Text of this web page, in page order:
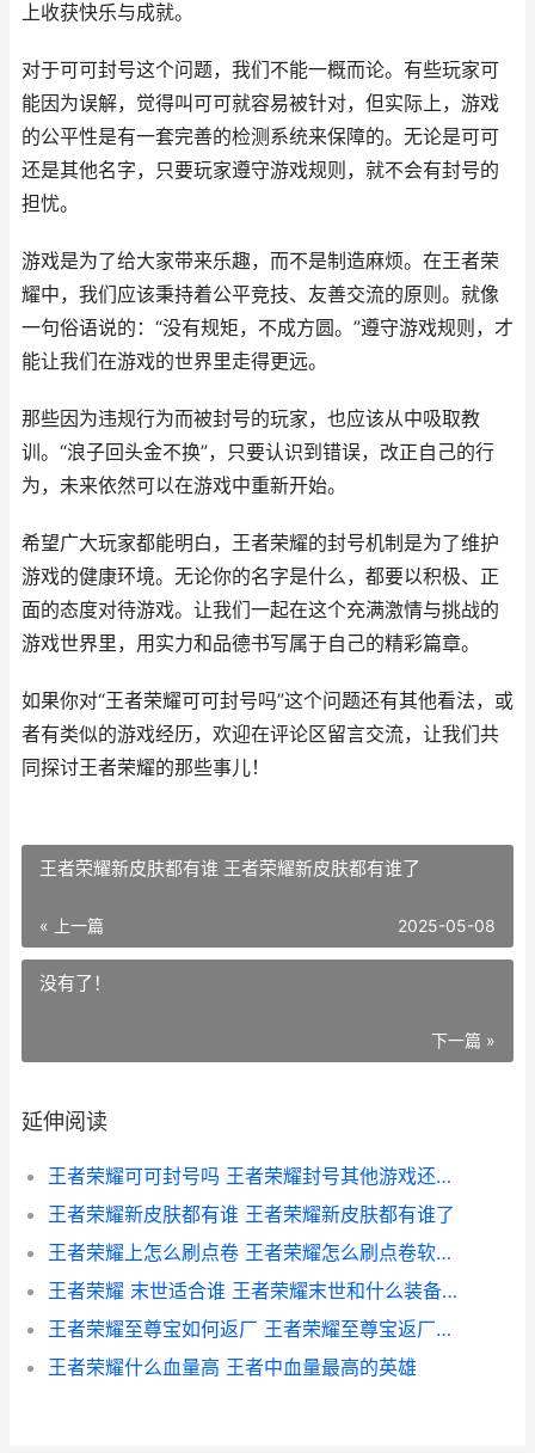
上收获快乐与成就。
对于可可封号这个问题，我们不能一概而论。有些玩家可
能因为误解，觉得叫可可就容易被针对，但实际上，游戏
的公平性是有一套完善的检测系统来保障的。无论是可可
还是其他名字，只要玩家遵守游戏规则，就不会有封号的
担忧。
游戏是为了给大家带来乐趣，而不是制造麻烦。在王者荣
耀中，我们应该秉持着公平竞技、友善交流的原则。就像
一句俗语说的：“没有规矩，不成方圆。”遵守游戏规则，才
能让我们在游戏的世界里走得更远。
那些因为违规行为而被封号的玩家，也应该从中吸取教
训。“浪子回头金不换”，只要认识到错误，改正自己的行
为，未来依然可以在游戏中重新开始。
希望广大玩家都能明白，王者荣耀的封号机制是为了维护
游戏的健康环境。无论你的名字是什么，都要以积极、正
面的态度对待游戏。让我们一起在这个充满激情与挑战的
游戏世界里，用实力和品德书写属于自己的精彩篇章。
如果你对“王者荣耀可可封号吗”这个问题还有其他看法，或
者有类似的游戏经历，欢迎在评论区留言交流，让我们共
同探讨王者荣耀的那些事儿！
王者荣耀新皮肤都有谁 王者荣耀新皮肤都有谁了
« 上一篇 2025-05-08
没有了！
下一篇 »
延伸阅读
王者荣耀可可封号吗 王者荣耀封号其他游戏还能玩吗
王者荣耀新皮肤都有谁 王者荣耀新皮肤都有谁了
王者荣耀上怎么刷点卷 王者荣耀怎么刷点卷软件下载教程
王者荣耀 末世适合谁 王者荣耀末世和什么装备冲突
王者荣耀至尊宝如何返厂 王者荣耀至尊宝返厂需要多少钱
王者荣耀什么血量高 王者中血量最高的英雄